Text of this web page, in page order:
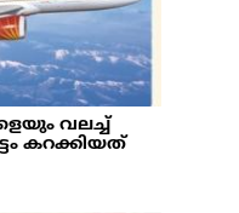
വലച്ച്
കറക്കിയത്